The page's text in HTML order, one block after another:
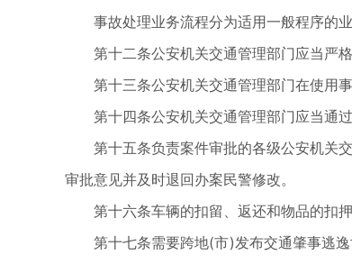
事故处理业务流程分为适用一般程序的
第十二条公安机关交通管理部门应当严
第十三条公安机关交通管理部门在使用
第十四条公安机关交通管理部门应当通
第十五条负责案件审批的各级公安机关
审批意见并及时退回办案民警修改。
第十六条车辆的扣留、返还和物品的扣
第十七条需要跨地(市)发布交通肇事逃